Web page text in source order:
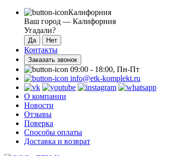
Калифорния
Ваш город — Калифорния
Угадали?
Контакты
Заказать звонок
09:00 - 18:00, Пн-Пт
info@etk-komplekt.ru
О компании
Новости
Отзывы
Поверка
Способы оплаты
Доставка и возврат